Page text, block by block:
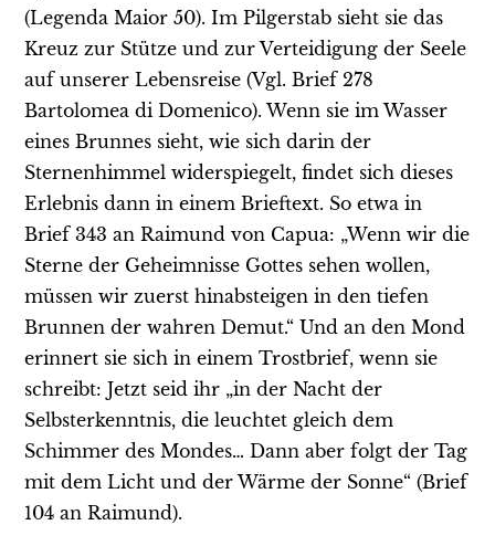
(Legenda Maior 50). Im Pilgerstab sieht sie das
Kreuz zur Stütze und zur Verteidigung der Seele
auf unserer Lebensreise (Vgl. Brief 278
Bartolomea di Domenico). Wenn sie im Wasser
eines Brunnes sieht, wie sich darin der
Sternenhimmel widerspiegelt, findet sich dieses
Erlebnis dann in einem Brieftext. So etwa in
Brief 343 an Raimund von Capua: „Wenn wir die
Sterne der Geheimnisse Gottes sehen wollen,
müssen wir zuerst hinabsteigen in den tiefen
Brunnen der wahren Demut.“ Und an den Mond
erinnert sie sich in einem Trostbrief, wenn sie
schreibt: Jetzt seid ihr „in der Nacht der
Selbsterkenntnis, die leuchtet gleich dem
Schimmer des Mondes… Dann aber folgt der Tag
mit dem Licht und der Wärme der Sonne“ (Brief
104 an Raimund).